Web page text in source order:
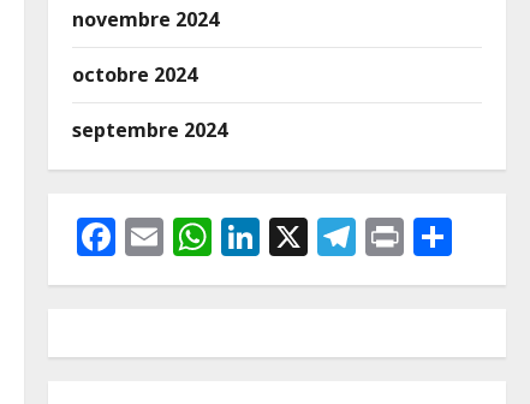
novembre 2024
octobre 2024
septembre 2024
Facebook
EmailWhatsApp
LinkedIn
X Telegram
Print